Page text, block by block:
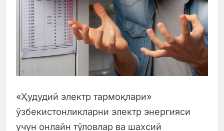
«Ҳудудий электр тармоқлари»
ўзбекистонликларни электр энергияси
учун онлайн тўловлар ва шахсий